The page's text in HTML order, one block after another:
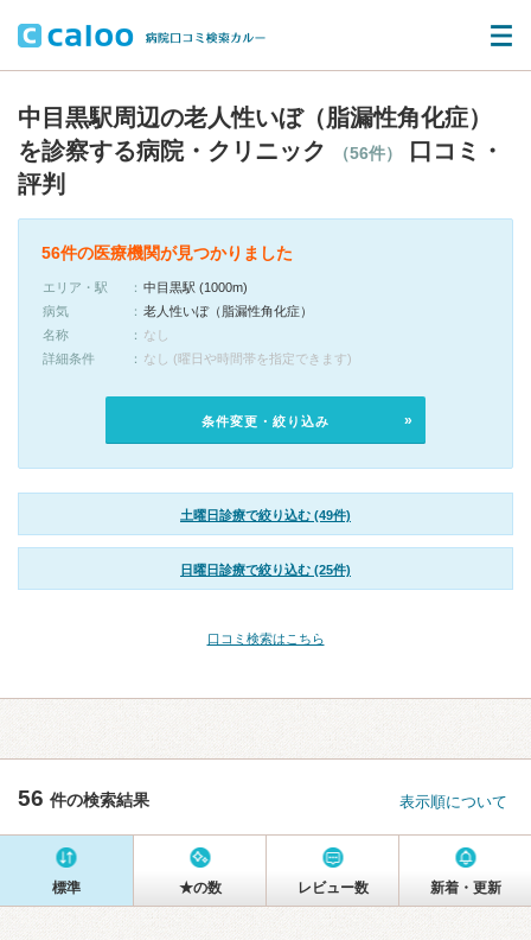
中目黒駅周辺の老人性いぼ（脂漏性角化症）
を診察する病院・クリニック
（56件）
口コミ・
評判
56件の医療機関が見つかりました
エリア・駅
中目黒駅 (1000m)
病気
老人性いぼ（脂漏性角化症）
名称
なし
詳細条件
なし (曜日や時間帯を指定できます)
条件変更・絞り込み
土曜日診療で絞り込む (49件)
日曜日診療で絞り込む (25件)
口コミ検索はこちら
56 件の検索結果 表示順について
標準 ★の数 レビュー数 新着・更新